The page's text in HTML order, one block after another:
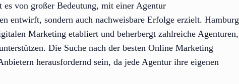
von großer Bedeutung, mit einer Agentur
entwirft, sondern auch nachweisbare Erfolge erzielt. Hamburg
Marketing etabliert und beherbergt zahlreiche Agenturen,
Die Suche nach der besten Online Marketing
herausfordernd sein, da jede Agentur ihre eigenen